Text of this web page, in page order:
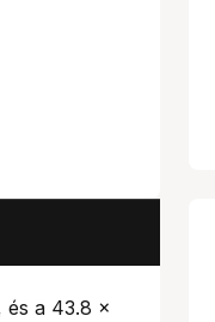
és a 43.8 x